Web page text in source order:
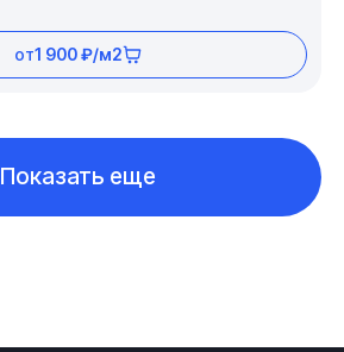
от1 900 ₽/м2
Показать еще